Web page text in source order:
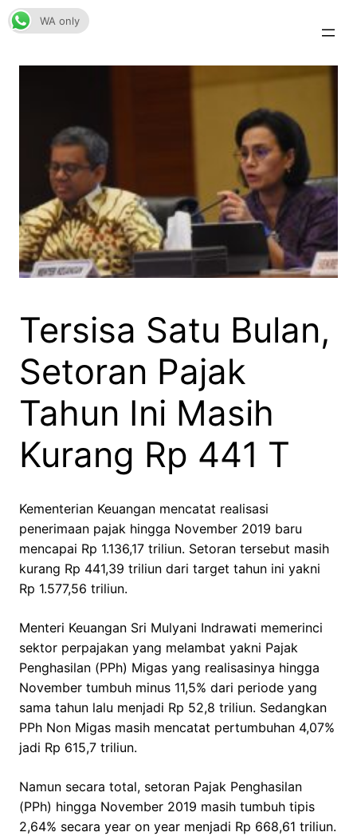
Skip
to
Tersisa Satu Bulan,
Setoran Pajak
Tahun Ini Masih
Kurang Rp 441 T
Kementerian Keuangan mencatat realisasi
penerimaan pajak hingga November 2019 baru
mencapai Rp 1.136,17 triliun. Setoran tersebut masih
kurang Rp 441,39 triliun dari target tahun ini yakni
Rp 1.577,56 triliun.
Menteri Keuangan Sri Mulyani Indrawati memerinci
sektor perpajakan yang melambat yakni Pajak
Penghasilan (PPh) Migas yang realisasinya hingga
November tumbuh minus 11,5% dari periode yang
sama tahun lalu menjadi Rp 52,8 triliun. Sedangkan
PPh Non Migas masih mencatat pertumbuhan 4,07%
jadi Rp 615,7 triliun.
Namun secara total, setoran Pajak Penghasilan
(PPh) hingga November 2019 masih tumbuh tipis
2,64% secara year on year menjadi Rp 668,61 triliun.
WA only